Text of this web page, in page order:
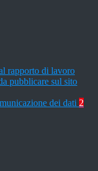
rapporto di lavoro
pubblicare sul sito
dei dati 2